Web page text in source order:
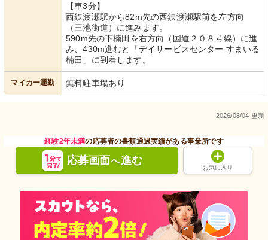
【車3分】
西鉄渡瀬駅から82m先の西鉄渡瀬駅前を左方向
（三池街道）に進みます。
590m先の下楠田を右方向（国道２０８号線）に進
み、430m進むと「デイサービスセンター すまいる
楠田」に到着します。
マイカー通勤 無料駐車場あり
2026/08/04 更新
経験2年未満の応募者の書類通過実績がある事業所です
応募画面へ進む
お気に入り